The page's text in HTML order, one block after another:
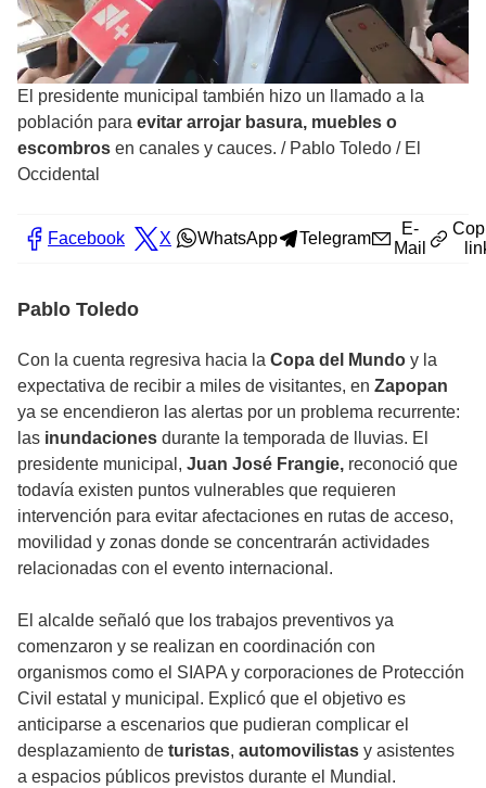
El presidente municipal también hizo un llamado a la
población para evitar arrojar basura, muebles o
escombros en canales y cauces. / Pablo Toledo / El
Occidental
Facebook X WhatsApp Telegram
E-
Mail
Pablo Toledo
Con la cuenta regresiva hacia la Copa del Mundo y la
expectativa de recibir a miles de visitantes, en Zapopan
ya se encendieron las alertas por un problema recurrente:
las inundaciones durante la temporada de lluvias. El
presidente municipal, Juan José Frangie, reconoció que
todavía existen puntos vulnerables que requieren
intervención para evitar afectaciones en rutas de acceso,
movilidad y zonas donde se concentrarán actividades
relacionadas con el evento internacional.
El alcalde señaló que los trabajos preventivos ya
comenzaron y se realizan en coordinación con
organismos como el SIAPA y corporaciones de Protección
Civil estatal y municipal. Explicó que el objetivo es
anticiparse a escenarios que pudieran complicar el
desplazamiento de turistas, automovilistas y asistentes
a espacios públicos previstos durante el Mundial.